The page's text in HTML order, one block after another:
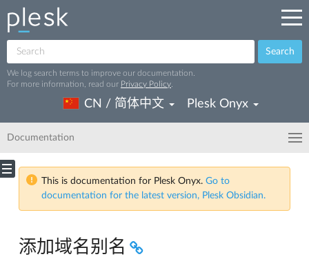
Search
We log search terms to improve our documentation.
For more information, read our Privacy Policy
CN / 简体中文 Plesk Onyx
Documentation
This is documentation for Plesk Onyx. Go to
documentation for the latest version, Plesk Obsidian.
添加域名别名